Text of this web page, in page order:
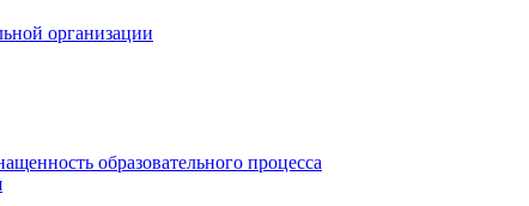
организации
образовательного процесса